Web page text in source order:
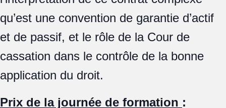
qu’est une convention de garantie d’actif
et de passif, et le rôle de la Cour de
cassation dans le contrôle de la bonne
application du droit.
Prix de la journée de formation :